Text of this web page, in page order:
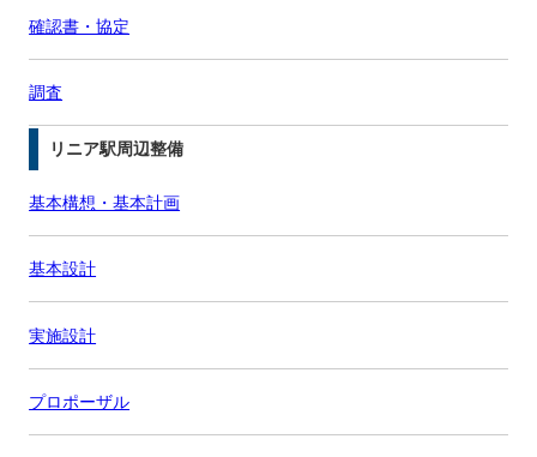
確認書・協定
調査
リニア駅周辺整備
基本構想・基本計画
基本設計
実施設計
プロポーザル